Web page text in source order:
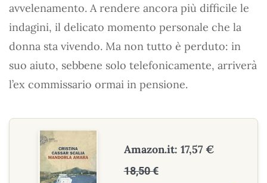
avvelenamento. A rendere ancora più difficile le
indagini, il delicato momento personale che la
donna sta vivendo. Ma non tutto è perduto: in
suo aiuto, sebbene solo telefonicamente, arriverà
l’ex commissario ormai in pensione.
Amazon.it: 17,57 €
18,50 €